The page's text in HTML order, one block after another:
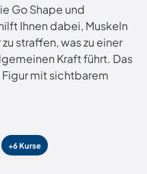
Go Shape und
Ihnen dabei, Muskeln
straffen, was zu einer
Kraft führt. Das
mit sichtbarem
+6 Kurse